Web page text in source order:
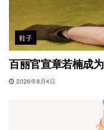
鞋子
百丽官宣章若楠成
2026年8月4日